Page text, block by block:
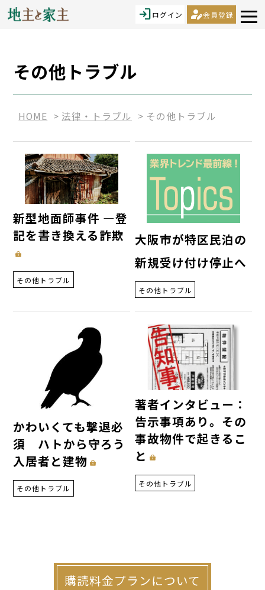
loginログイン person_edit会員登録
その他トラブル
HOME 法律・トラブル その他トラブル
新型地面師事件 ―登
記を書き換える詐欺
その他トラブル
大阪市が特区民泊の
新規受け付け停止へ
その他トラブル
かわいくても撃退必
須 ハトから守ろう
入居者と建物
その他トラブル
著者インタビュー：
告示事項あり。その
事故物件で起きるこ
と
その他トラブル
購読料金プランについて